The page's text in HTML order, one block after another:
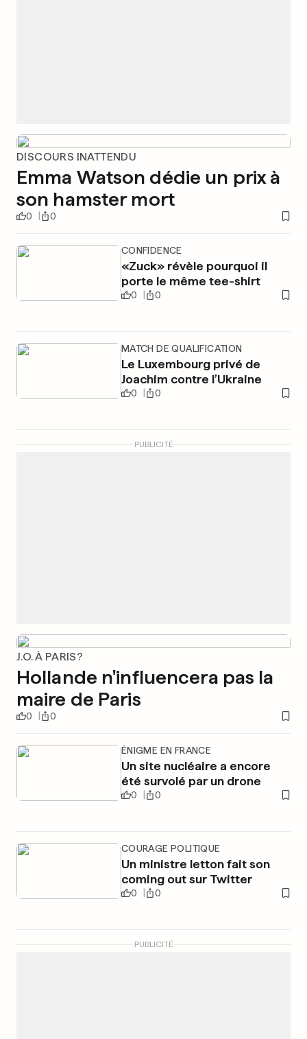
DISCOURS INATTENDU
Emma Watson dédie un prix à
son hamster mort
0 0
CONFIDENCE
«Zuck» révèle pourquoi il
porte le même tee-shirt
0 0
MATCH DE QUALIFICATION
Le Luxembourg privé de
Joachim contre l’Ukraine
0 0
PUBLICITÉ
J.O. À PARIS?
Hollande n'influencera pas la
maire de Paris
0 0
ÉNIGME EN FRANCE
Un site nucléaire a encore
été survolé par un drone
0 0
COURAGE POLITIQUE
Un ministre letton fait son
coming out sur Twitter
0 0
PUBLICITÉ